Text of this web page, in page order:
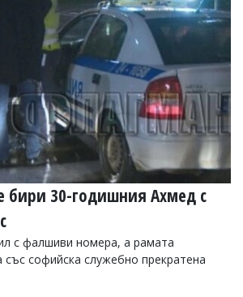
бири 30-годишния Ахмед с
с фалшиви номера, а рамата
със софийска служебно прекратена